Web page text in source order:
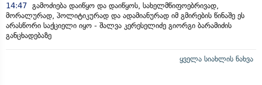
14:47 გამოძიება დაიწყო და დაიწყოს, სახელმწიფოებრივად,
მორალურად, პოლიტიკურად და ადამიანურად იმ გმირების წინაშე ეს
არასწორი საქციელი იყო - შალვა კერესელიძე გიორგი ბარამიძის
განცხადებაზე
ყველა სიახლის ნახვა